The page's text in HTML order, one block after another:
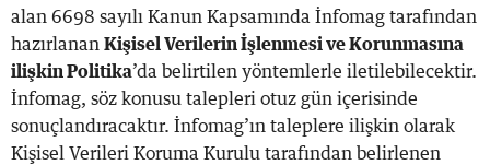
alan 6698 sayılı Kanun Kapsamında İnfomag tarafından
hazırlanan Kişisel Verilerin İşlenmesi ve Korunmasına
ilişkin Politika’da belirtilen yöntemlerle iletilebilecektir.
İnfomag, söz konusu talepleri otuz gün içerisinde
sonuçlandıracaktır. İnfomag’ın taleplere ilişkin olarak
Kişisel Verileri Koruma Kurulu tarafından belirlenen